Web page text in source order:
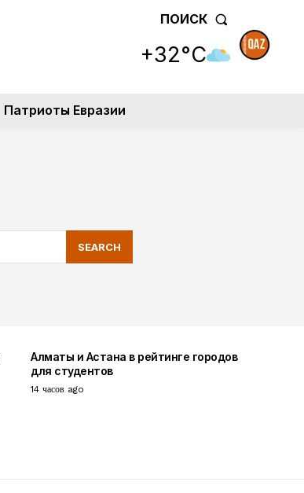
ПОИСК
+32°C
Патриоты Евразии
SEARCH
Алматы и Астана в рейтинге городов
для студентов
14 часов ago